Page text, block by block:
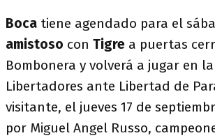
Boca tiene agendado para el
amistoso con Tigre a puertas
Bombonera y volverá a jugar en la
Libertadores ante Libertad de
visitante, el jueves 17 de
por Miguel Angel Russo,